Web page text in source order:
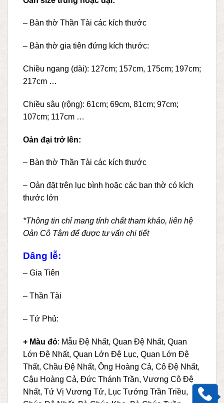
– Bàn thờ Thần Tài các kích thước
– Bàn thờ gia tiên đứng kích thước:
Chiều ngang (dài): 127cm; 157cm, 175cm; 197cm;
217cm …
Chiều sâu (rộng): 61cm; 69cm, 81cm; 97cm;
107cm; 117cm …
Oản đại trở lên:
– Bàn thờ Thần Tài các kích thước
– Oản đặt trên lục bình hoặc các ban thờ có kích
thước lớn
*Thông tin chỉ mang tính chất tham khảo, liên hệ
Oản Cô Tâm để được tư vấn chi tiết
Dâng lễ:
– Gia Tiên
– Thần Tài
– Tứ Phủ:
+ Màu đỏ: Mẫu Đệ Nhất, Quan Đệ Nhất, Quan
Lớn Đệ Nhất, Quan Lớn Đệ Lục, Quan Lớn Đệ
Thất, Chầu Đệ Nhất, Ông Hoàng Cả, Cô Đệ Nhất,
Cậu Hoàng Cả, Đức Thánh Trần, Vương Cô Đệ
Nhất, Tứ Vị Vương Tử, Lục Tướng Trần Triều,